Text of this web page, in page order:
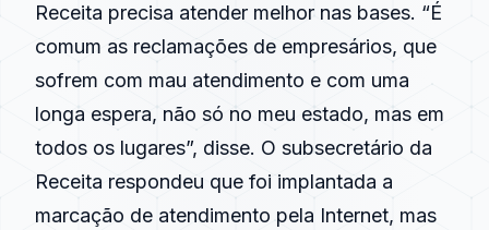
Receita precisa atender melhor nas bases. “É
comum as reclamações de empresários, que
sofrem com mau atendimento e com uma
longa espera, não só no meu estado, mas em
todos os lugares”, disse. O subsecretário da
Receita respondeu que foi implantada a
marcação de atendimento pela Internet, mas